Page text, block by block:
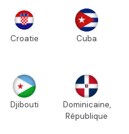
Croatie Cuba
Djibouti
Dominicaine,
République